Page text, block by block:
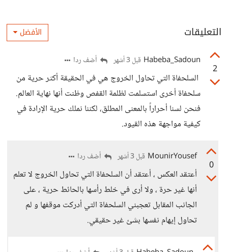
التعليقات الأفضل
2
Habeba_Sadoun قبل 3 أشهر أضف ردا
السلحفاة التي تحاول الخروج هي في الحقيقة أكثر حرية من
سلحفاة أخرى استسلمت لظلمة القفص وظنت أنها نهاية العالم.
فنحن لسنا أحراراً بالمعنى المطلق، لكننا نملك حرية الإرادة في
كيفية مواجهة هذه القيود.
0
MounirYousef قبل 3 أشهر أضف ردا
أعتقد العكس ، أعتقد أن السلحفاة التي تحاول الخروج لا تعلم
أنها غير حرة ، ولا أرى في خلط رأسها بالحائط حرية ، على
الجانب المقابل تعجبني السلحفاة التي أدركت موقفها و لم
تحاول إيهام نفسها بشئ غير حقيقي.